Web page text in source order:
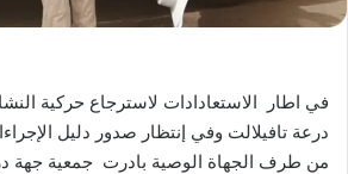
في اطار الاستعادادات لاسترجاع حركية
درعة تافيلالت وفي إنتظار صدور دليل
من طرف الجهاة الوصية بادرت جمعية جهة